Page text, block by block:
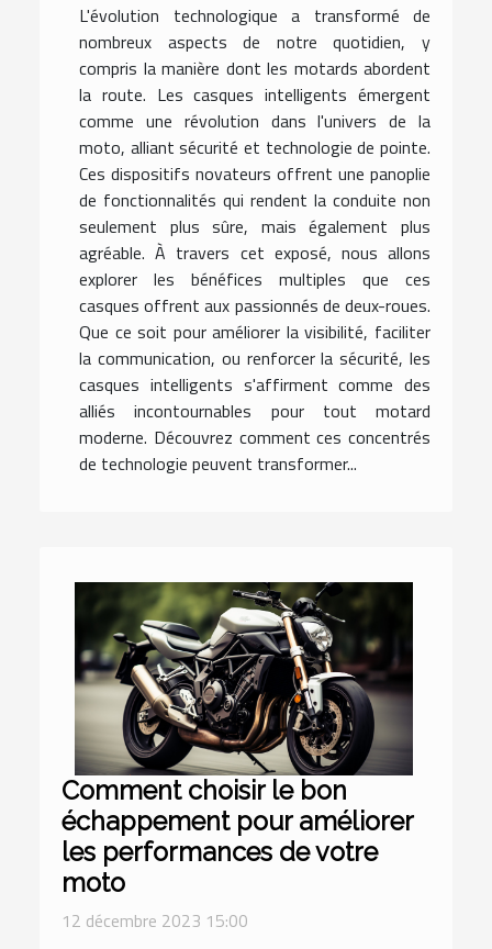
L'évolution technologique a transformé de
nombreux aspects de notre quotidien, y
compris la manière dont les motards abordent
la route. Les casques intelligents émergent
comme une révolution dans l'univers de la
moto, alliant sécurité et technologie de pointe.
Ces dispositifs novateurs offrent une panoplie
de fonctionnalités qui rendent la conduite non
seulement plus sûre, mais également plus
agréable. À travers cet exposé, nous allons
explorer les bénéfices multiples que ces
casques offrent aux passionnés de deux-roues.
Que ce soit pour améliorer la visibilité, faciliter
la communication, ou renforcer la sécurité, les
casques intelligents s'affirment comme des
alliés incontournables pour tout motard
moderne. Découvrez comment ces concentrés
de technologie peuvent transformer...
Comment choisir le bon
échappement pour améliorer
les performances de votre
moto
12 décembre 2023 15:00